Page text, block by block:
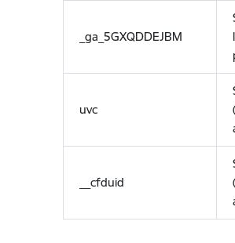
_ga_5GXQDDEJBM
uvc
__cfduid